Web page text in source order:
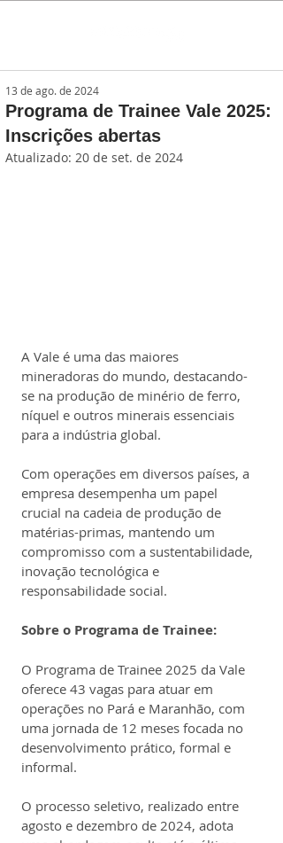
Programa de Trainee Vale 2025:
Inscrições abertas
13 de ago. de 2024
Atualizado: 20 de set. de 2024
A Vale é uma das maiores
mineradoras do mundo, destacando-
se na produção de minério de ferro,
níquel e outros minerais essenciais
para a indústria global.
Com operações em diversos países, a
empresa desempenha um papel
crucial na cadeia de produção de
matérias-primas, mantendo um
compromisso com a sustentabilidade,
inovação tecnológica e
responsabilidade social.
Sobre o Programa de Trainee:
O Programa de Trainee 2025 da Vale
oferece 43 vagas para atuar em
operações no Pará e Maranhão, com
uma jornada de 12 meses focada no
desenvolvimento prático, formal e
informal.
O processo seletivo, realizado entre
agosto e dezembro de 2024, adota